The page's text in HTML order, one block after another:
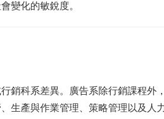
變化的敏銳度。
銷科系差異。廣告系除行銷課程外
生產與作業管理、策略管理以及人